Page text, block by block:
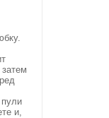
пули
и,